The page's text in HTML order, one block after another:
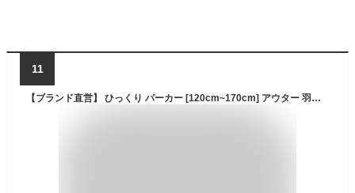
11
【ブランド直営】 ひっくり パーカー [120cm~170cm] アウター 羽織 上着 ボア 洗える 洗濯可能 リバーシブル 2way 長袖 ジップアップ 保温 子供服 キッズ ジュニア 秋 冬 男の子 女の子 小学生 中学生 KRIFF MAYER KIDS クリフメイヤーキッズ【2024FW】